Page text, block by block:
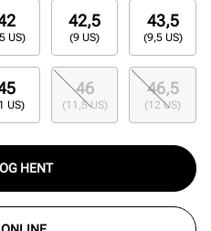
US)
42,5
(9 US)
43,5
(9,5 US)
US)
46
(11,5 US)
46,5
(12 US)
HENT